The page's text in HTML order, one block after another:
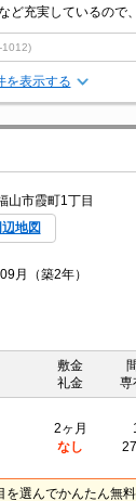
1012)
を表示する
山市霞町1丁目
辺地図
月（築2年）
敷金
礼金
専
2ヶ月
なし
選んでかんたん無料